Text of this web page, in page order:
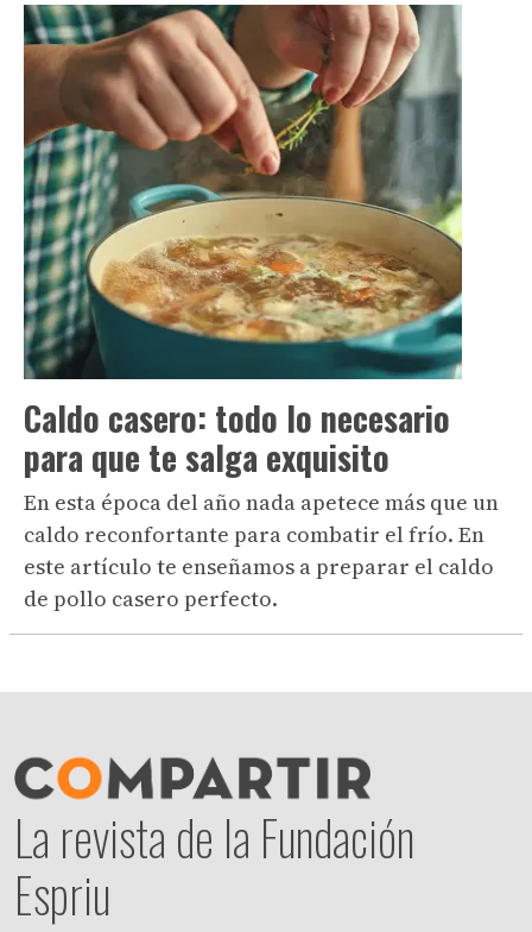
Caldo casero: todo lo necesario
para que te salga exquisito
En esta época del año nada apetece más que un
caldo reconfortante para combatir el frío. En
este artículo te enseñamos a preparar el caldo
de pollo casero perfecto.
La revista de la Fundación
Espriu